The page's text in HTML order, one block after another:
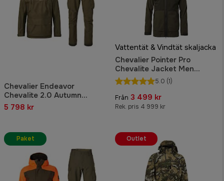
Chevalier Endeavor
Chevalite 2.0 Autumn
Jaktställ Herr
5 798 kr
Vattentät & Vindtät skaljacka
Chevalier Pointer Pro
Chevalite Jacket Men
Autumn Green
5.0 (1)
Från 3 499 kr
Rek. pris 4 999 kr
Paket Outlet